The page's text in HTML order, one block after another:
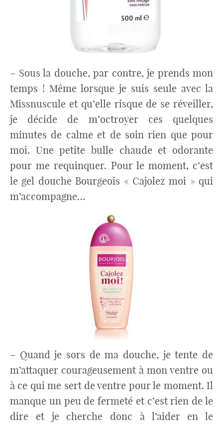
– Sous la douche, par contre, je prends mon
temps ! Même lorsque je suis seule avec la
Missnuscule et qu’elle risque de se réveiller,
je décide de m’octroyer ces quelques
minutes de calme et de soin rien que pour
moi. Une petite bulle chaude et odorante
pour me requinquer. Pour le moment, c’est
le gel douche Bourgeois « Cajolez moi » qui
m’accompagne…
– Quand je sors de ma douche, je tente de
m’attaquer courageusement à mon ventre ou
à ce qui me sert de ventre pour le moment. Il
manque un peu de fermeté et c’est rien de le
dire et je cherche donc à l’aider en le